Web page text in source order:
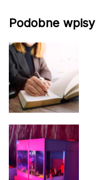
Podobne wpisy